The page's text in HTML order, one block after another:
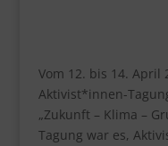
Vom 12. bis 14. April
Aktivist*innen-
„Zukunft – Klima –
Tagung war es,